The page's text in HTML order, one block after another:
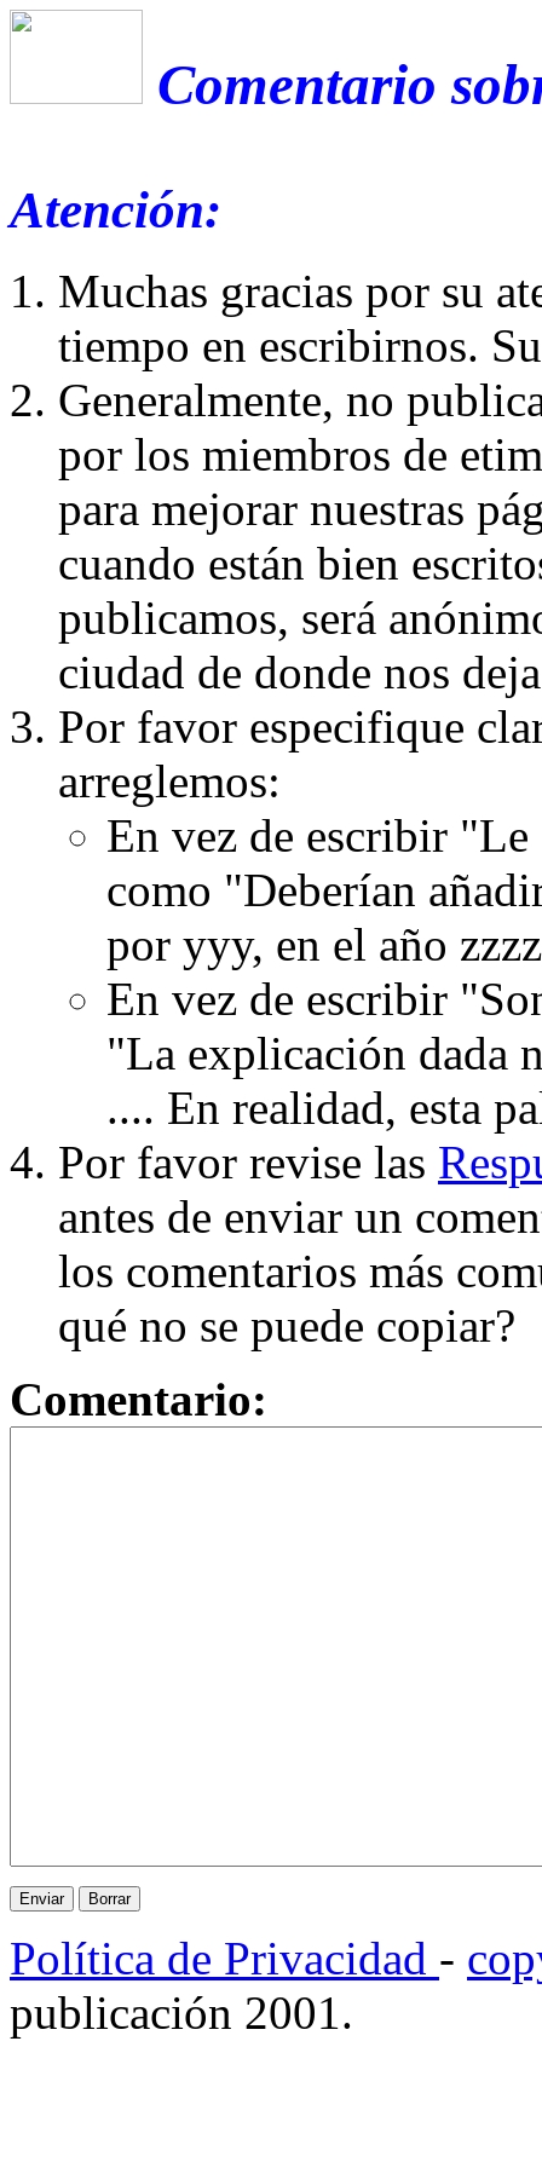
Comentario
Atención:
Muchas gracias por su
tiempo en escribirnos.
Generalmente, no
por los miembros de
para mejorar nuestras
cuando están bien
publicamos, será
ciudad de donde nos
Por favor especifique
arreglemos:
En vez de escribir
como "Deberían
por yyy, en el año
En vez de escribir
"La explicación dada
.... En realidad, esta
Por favor revise las
antes de enviar un
los comentarios más
qué no se puede copiar?
Comentario:
Política de Privacidad -
publicación 2001.